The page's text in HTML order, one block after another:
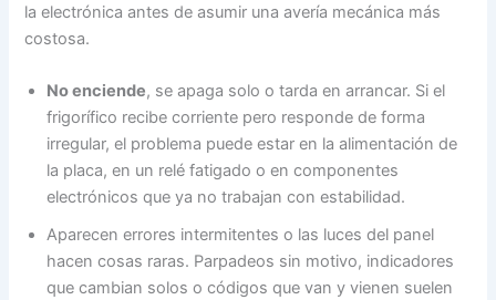
la electrónica antes de asumir una avería mecánica más
costosa.
No enciende, se apaga solo o tarda en arrancar. Si el
frigorífico recibe corriente pero responde de forma
irregular, el problema puede estar en la alimentación de
la placa, en un relé fatigado o en componentes
electrónicos que ya no trabajan con estabilidad.
Aparecen errores intermitentes o las luces del panel
hacen cosas raras. Parpadeos sin motivo, indicadores
que cambian solos o códigos que van y vienen suelen